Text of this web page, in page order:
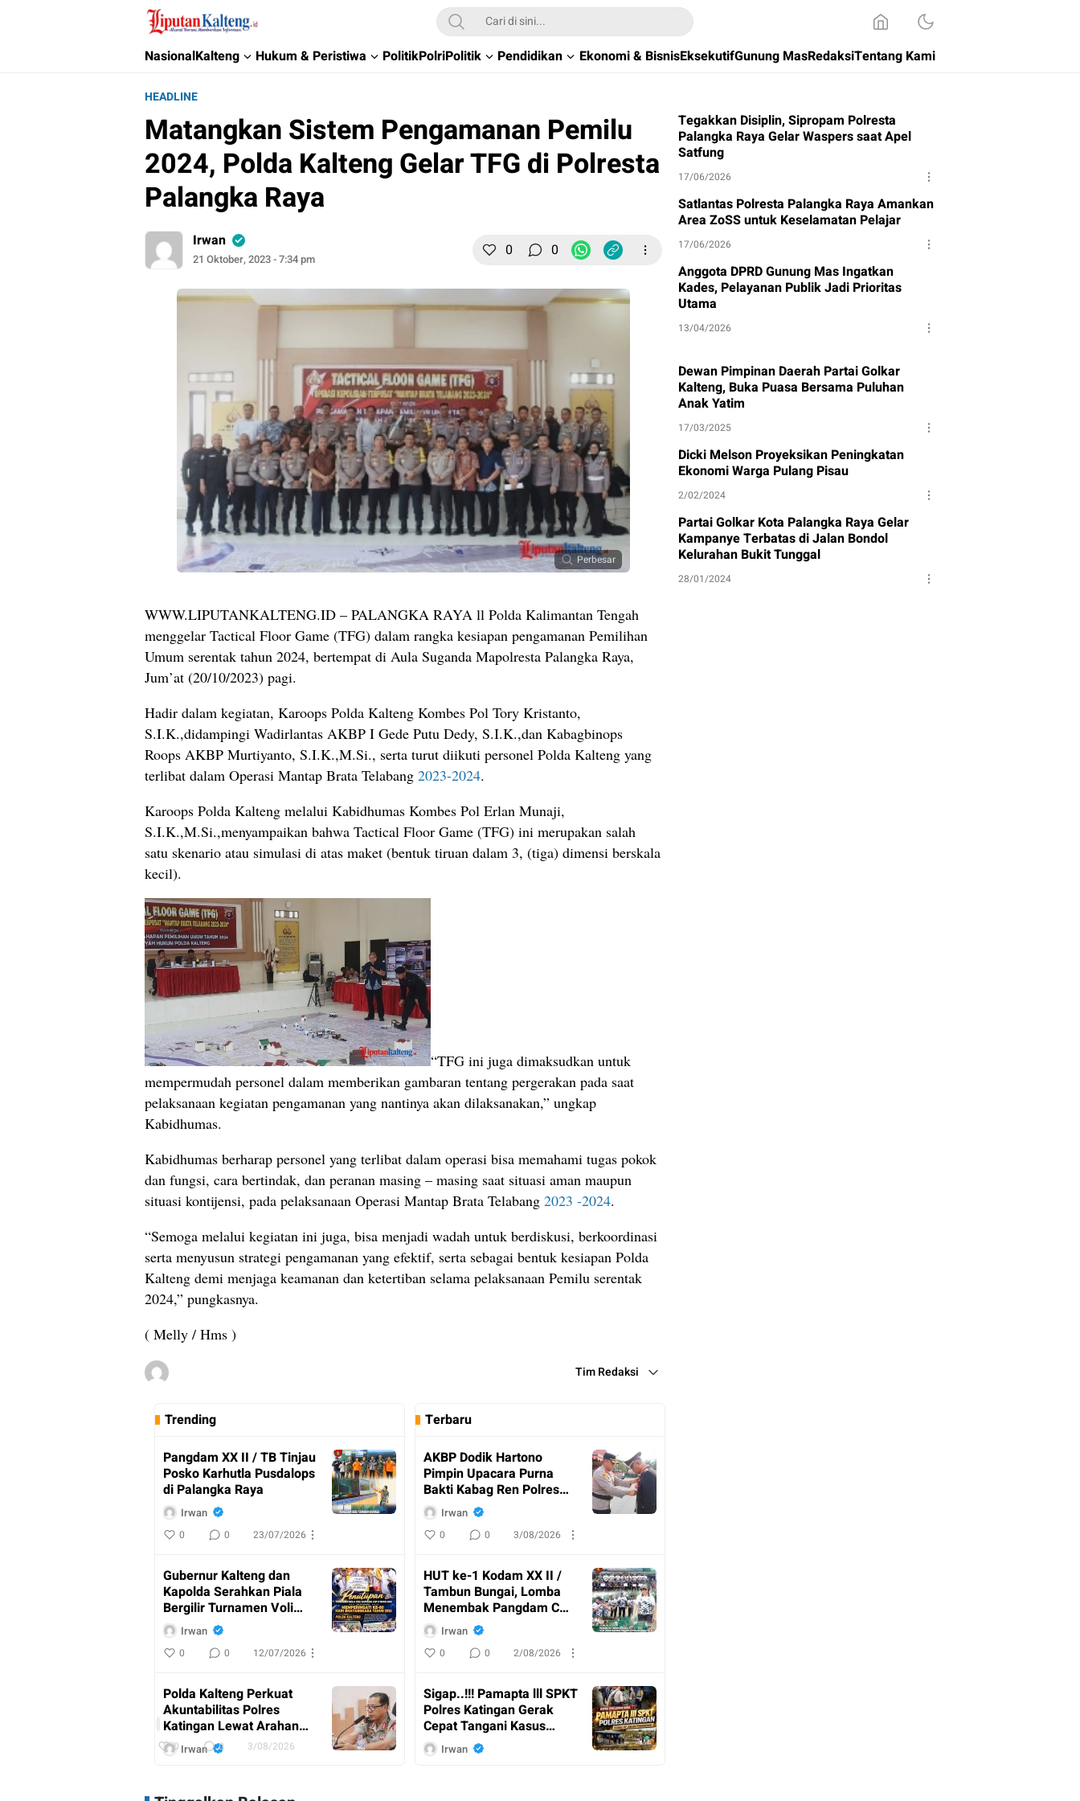
Liputan Kalteng
Akurat, Terpercaya & Independent
NasionalKalteng Hukum & Peristiwa PolitikPolriPolitik Pendidikan Ekonomi & BisnisEksekutifGunung MasRedaksiTentang Kami
HEADLINE
Matangkan Sistem Pengamanan Pemilu
2024, Polda Kalteng Gelar TFG di Polresta
Palangka Raya
Irwan
21 Oktober, 2023 - 7:34 pm 0 0
Perbesar
WWW.LIPUTANKALTENG.ID – PALANGKA RAYA ll Polda Kalimantan Tengah
menggelar Tactical Floor Game (TFG) dalam rangka kesiapan pengamanan Pemilihan
Umum serentak tahun 2024, bertempat di Aula Suganda Mapolresta Palangka Raya,
Jum’at (20/10/2023) pagi.
Hadir dalam kegiatan, Karoops Polda Kalteng Kombes Pol Tory Kristanto,
S.I.K.,didampingi Wadirlantas AKBP I Gede Putu Dedy, S.I.K.,dan Kabagbinops
Roops AKBP Murtiyanto, S.I.K.,M.Si., serta turut diikuti personel Polda Kalteng yang
terlibat dalam Operasi Mantap Brata Telabang 2023-2024.
Karoops Polda Kalteng melalui Kabidhumas Kombes Pol Erlan Munaji,
S.I.K.,M.Si.,menyampaikan bahwa Tactical Floor Game (TFG) ini merupakan salah
satu skenario atau simulasi di atas maket (bentuk tiruan dalam 3, (tiga) dimensi berskala
kecil).
“TFG ini juga dimaksudkan untuk
mempermudah personel dalam memberikan gambaran tentang pergerakan pada saat
pelaksanaan kegiatan pengamanan yang nantinya akan dilaksanakan,” ungkap
Kabidhumas.
Kabidhumas berharap personel yang terlibat dalam operasi bisa memahami tugas pokok
dan fungsi, cara bertindak, dan peranan masing – masing saat situasi aman maupun
situasi kontijensi, pada pelaksanaan Operasi Mantap Brata Telabang 2023 -2024.
“Semoga melalui kegiatan ini juga, bisa menjadi wadah untuk berdiskusi, berkoordinasi
serta menyusun strategi pengamanan yang efektif, serta sebagai bentuk kesiapan Polda
Kalteng demi menjaga keamanan dan ketertiban selama pelaksanaan Pemilu serentak
2024,” pungkasnya.
( Melly / Hms )
Tim Redaksi
AKBP
Hartono
Pimpin
Upacara
Purna
I
r
w
a
0 0 3/08/2026
Trending
Pangdam XX II / TB Tinjau
Posko Karhutla Pusdalops
di Palangka Raya
Irwan
0 0 23/07/2026
Gubernur Kalteng dan
Kapolda Serahkan Piala
Bergilir Turnamen Voli
Kapolda Cup
Irwan
0 0 12/07/2026
Polda Kalteng Perkuat
Akuntabilitas Polres
Katingan Lewat Arahan
Irwasda
Irwan
Terbaru
AKBP Dodik Hartono
Pimpin Upacara Purna
Bakti Kabag Ren Polres
Katingan
Irwan
0 0 3/08/2026
HUT ke-1 Kodam XX II /
Tambun Bungai, Lomba
Menembak Pangdam Cup
Resmi Ditutup
Irwan
0 0 2/08/2026
Sigap..!!! Pamapta lll SPKT
Polres Katingan Gerak
Cepat Tangani Kasus
Penganiayaan
Irwan
Tegakkan Disiplin, Sipropam Polresta
Palangka Raya Gelar Waspers saat Apel
Satfung
17/06/2026
Satlantas Polresta Palangka Raya Amankan
Area ZoSS untuk Keselamatan Pelajar
17/06/2026
Anggota DPRD Gunung Mas Ingatkan
Kades, Pelayanan Publik Jadi Prioritas
Utama
13/04/2026
Dewan Pimpinan Daerah Partai Golkar
Kalteng, Buka Puasa Bersama Puluhan
Anak Yatim
17/03/2025
Dicki Melson Proyeksikan Peningkatan
Ekonomi Warga Pulang Pisau
2/02/2024
Partai Golkar Kota Palangka Raya Gelar
Kampanye Terbatas di Jalan Bondol
Kelurahan Bukit Tunggal
28/01/2024